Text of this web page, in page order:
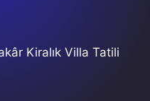
Kiralık Villa Tatili